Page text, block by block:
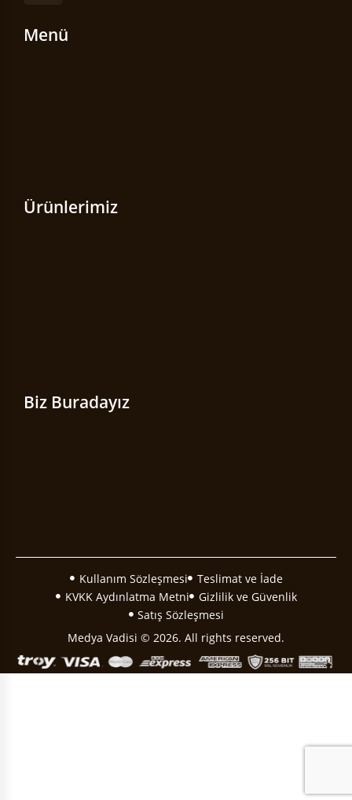
Menü
Ürünlerimiz
Biz Buradayız
Kullanım Sözleşmesi
Teslimat ve İade
KVKK Aydınlatma Metni
Gizlilik ve Güvenlik
Satış Sözleşmesi
Medya Vadisi © 2026. All rights reserved.